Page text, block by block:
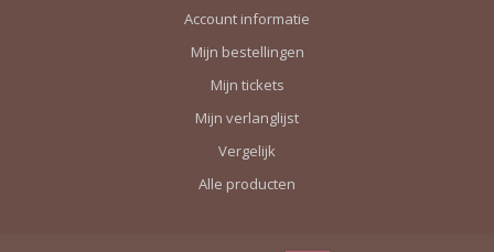
Account informatie
Mijn bestellingen
Mijn tickets
Mijn verlanglijst
Vergelijk
Alle producten